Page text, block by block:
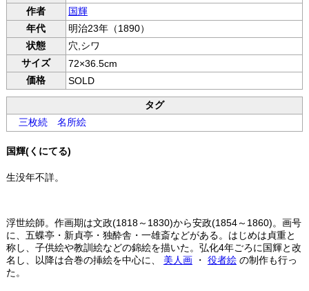
作者
国輝
年代
明治23年（1890）
状態
穴,シワ
サイズ
72×36.5cm
価格
SOLD
タグ
三枚続名所絵
国輝(くにてる)
生没年不詳。
浮世絵師。作画期は文政(1818～1830)から安政(1854～1860)。画号
に、五蝶亭・新貞亭・独酔舎・一雄斎などがある。はじめは貞重と
称し、子供絵や教訓絵などの錦絵を描いた。弘化4年ごろに国輝と改
名し、以降は合巻の挿絵を中心に、 美人画・ 役者絵の制作も行っ
た。